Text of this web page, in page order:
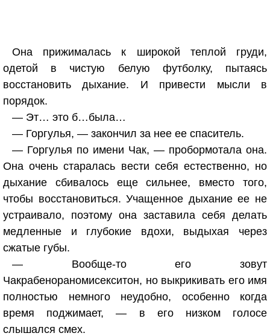
Она прижималась к широкой теплой груди,
одетой в чистую белую футболку, пытаясь
восстановить дыхание. И привести мысли в
порядок.
— Эт… это б…была…
— Горгулья, — закончил за нее ее спаситель.
— Горгулья по имени Чак, — пробормотала она.
Она очень старалась вести себя естественно, но
дыхание сбивалось еще сильнее, вместо того,
чтобы восстановиться. Учащенное дыхание ее не
устраивало, поэтому она заставила себя делать
медленные и глубокие вдохи, выдыхая через
сжатые губы.
— Вообще-то его зовут
Чакрабенораномисекситон, но выкрикивать его имя
полностью немного неудобно, особенно когда
время поджимает, — в его низком голосе
слышался смех.